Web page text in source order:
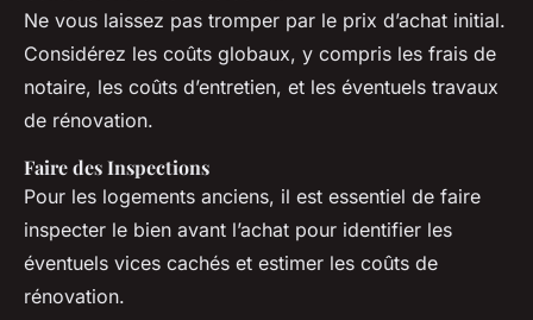
Ne vous laissez pas tromper par le prix d’achat initial.
Considérez les coûts globaux, y compris les frais de
notaire, les coûts d’entretien, et les éventuels travaux
de rénovation.
Faire des Inspections
Pour les logements anciens, il est essentiel de faire
inspecter le bien avant l’achat pour identifier les
éventuels vices cachés et estimer les coûts de
rénovation.